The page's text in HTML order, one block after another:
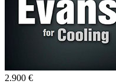
2.900 €